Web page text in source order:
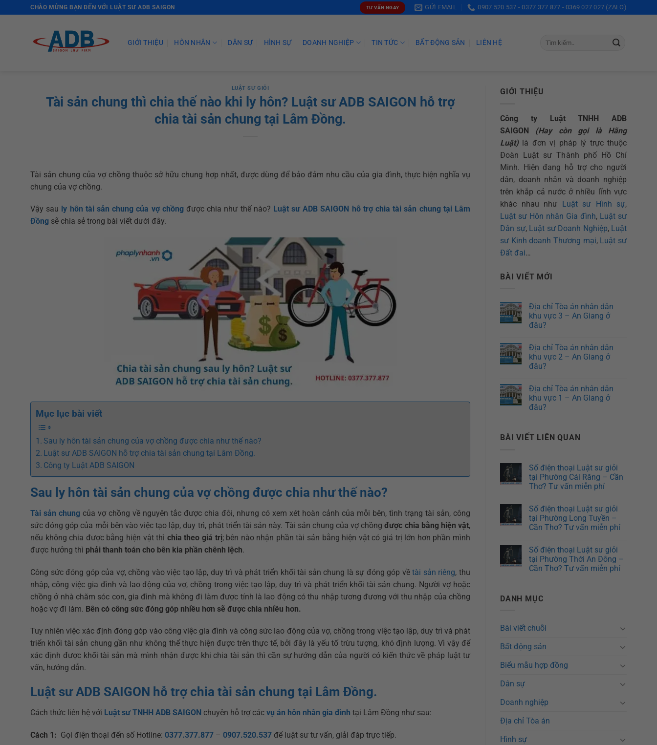
CHÀO MỪNG BẠN ĐẾN VỚI LUẬT SƯ ADB SAIGON TƯ VẤN NGAY GỬI EMAIL 0907 520 537 - 0377 377 877 - 0369 027 027 (ZALO)
GIỚI THIỆU HÔN NHÂN DÂN SỰ HÌNH SỰ DOANH NGHIỆP TIN TỨC BẤT ĐỘNG SẢN LIÊN HỆ
LUẬT SƯ GIỎI
Tài sản chung thì chia thế nào khi ly hôn? Luật sư ADB SAIGON hỗ trợ
chia tài sản chung tại Lâm Đồng.
Tài sản chung của vợ chồng thuộc sở hữu chung hợp nhất, được dùng để bảo đảm nhu cầu của gia đình, thực hiện nghĩa vụ
chung của vợ chồng.
Vậy sau ly hôn tài sản chung của vợ chồngđược chia như thế nào? Luật sư ADB SAIGON hỗ trợ chia tài sản chung tại Lâm
Đồng sẽ chia sẻ trong bài viết dưới đây.
Mục lục bài viết
Sau ly hôn tài sản chung của vợ chồng được chia như thế nào?
Luật sư ADB SAIGON hỗ trợ chia tài sản chung tại Lâm Đồng.
Công ty Luật ADB SAIGON
Sau ly hôn tài sản chung của vợ chồng được chia như thế nào?
Tài sản chung của vợ chồng về nguyên tắc được chia đôi, nhưng có xem xét hoàn cảnh của mỗi bên, tình trạng tài sản, công
sức đóng góp của mỗi bên vào việc tạo lập, duy trì, phát triển tài sản này. Tài sản chung của vợ chồngđược chia bằng hiện vật,
nếu không chia được bằng hiện vật thì chia theo giá trị; bên nào nhận phần tài sản bằng hiện vật có giá trị lớn hơn phần mình
được hưởng thì phải thanh toán cho bên kia phần chênh lệch.
Công sức đóng góp của vợ, chồng vào việc tạo lập, duy trì và phát triển khối tài sản chung là sự đóng góp vềtài sản riêng, thu
nhập, công việc gia đình và lao động của vợ, chồng trong việc tạo lập, duy trì và phát triển khối tài sản chung. Người vợ hoặc
chồng ở nhà chăm sóc con, gia đình mà không đi làm được tính là lao động có thu nhập tương đương với thu nhập của chồng
hoặc vợ đi làm. Bên có công sức đóng góp nhiều hơn sẽ được chia nhiều hơn.
Tuy nhiên việc xác định đóng góp vào công việc gia đình và công sức lao động của vợ, chồng trong việc tạo lập, duy trì và phát
triển khối tài sản chung gần như không thể thực hiện được trên thực tế, bởi đây là yếu tố trừu tượng, khó định lượng. Vì vậy để
xác định được khối tài sản mà mình nhận được khi chia tài sản thì cần sự hướng dẫn của người có kiến thức về pháp luật tư
vấn, hướng dẫn.
Luật sư ADB SAIGON hỗ trợ chia tài sản chung tại Lâm Đồng.
Cách thức liên hệ với Luật sư TNHH ADB SAIGON chuyên hỗ trợ các vụ án hôn nhân gia đình tại Lâm Đồng như sau:
Cách 1: Gọi điện thoại đến số Hotline: 0377.377.877 – 0907.520.537 để luật sư tư vấn, giải đáp trực tiếp.
GIỚI THIỆU
Công ty Luật TNHH ADB
SAIGON
(Hay còn gọi là Hãng
Luật) là đơn vị pháp lý trực thuộc
Đoàn Luật sư Thành phố Hồ Chí
Minh. Hiện đang hỗ trợ cho người
dân, doanh nhân và doanh nghiệp
trên khắp cả nước ở nhiều lĩnh vực
khác nhau như Luật sư Hình sự,
Luật sư Hôn nhân Gia đình, Luật sư
Dân sự, Luật sư Doanh Nghiệp, Luật
sư Kinh doanh Thương mại, Luật sư
Đất đai…
BÀI VIẾT MỚI
Địa chỉ Tòa án nhân dân
khu vực 3 – An Giang ở
đâu?
Địa chỉ Tòa án nhân dân
khu vực 2 – An Giang ở
đâu?
Địa chỉ Tòa án nhân dân
khu vực 1 – An Giang ở
đâu?
BÀI VIẾT LIÊN QUAN
Số điện thoại Luật sư giỏi
tại Phường Cái Răng – Cần
Thơ? Tư vấn miễn phí
Số điện thoại Luật sư giỏi
tại Phường Long Tuyền –
Cần Thơ? Tư vấn miễn phí
Số điện thoại Luật sư giỏi
tại Phường Thới An Đông –
Cần Thơ? Tư vấn miễn phí
DANH MỤC
Bài viết chuỗi
Bất động sản
Biểu mẫu hợp đồng
Dân sự
Doanh nghiệp
Địa chỉ Tòa án
Hình sự